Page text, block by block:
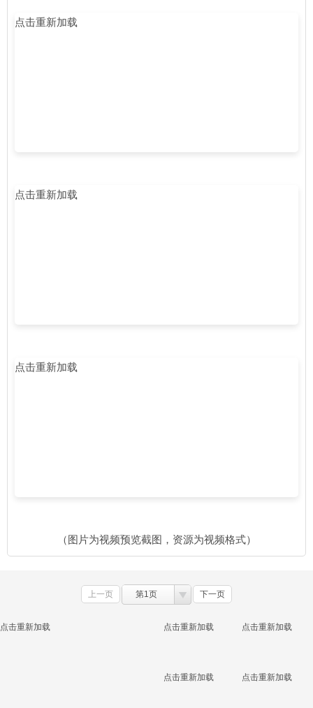
点击重新加载
点击重新加载
点击重新加载
（图片为视频预览截图，资源为视频格式）
上一页 第1页 下一页
点击重新加载 点击重新加载 点击重新加载
点击重新加载 点击重新加载